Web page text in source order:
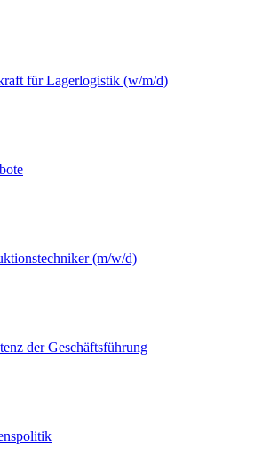
für Lagerlogistik (w/m/d)
(m/w/d)
der Geschäftsführung